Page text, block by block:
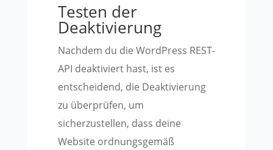
Testen der
Deaktivierung
Nachdem du die WordPress REST-
API deaktiviert hast, ist es
entscheidend, die Deaktivierung
zu überprüfen, um
sicherzustellen, dass deine
Website ordnungsgemäß